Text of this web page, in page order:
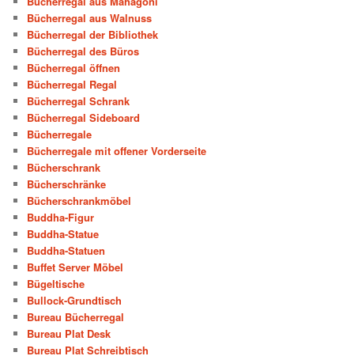
Bücherregal aus Walnuss
Bücherregal der Bibliothek
Bücherregal des Büros
Bücherregal öffnen
Bücherregal Regal
Bücherregal Schrank
Bücherregal Sideboard
Bücherregale
Bücherregale mit offener Vorderseite
Bücherschrank
Bücherschränke
Bücherschrankmöbel
Buddha-Figur
Buddha-Statue
Buddha-Statuen
Buffet Server Möbel
Bügeltische
Bullock-Grundtisch
Bureau Bücherregal
Bureau Plat Desk
Bureau Plat Schreibtisch